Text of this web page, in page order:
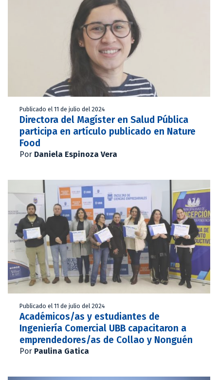
Publicado el 11 de julio del 2024
Directora del Magíster en Salud Pública
participa en artículo publicado en Nature
Food
Por Daniela Espinoza Vera
Publicado el 11 de julio del 2024
Académicos/as y estudiantes de
Ingeniería Comercial UBB capacitaron a
emprendedores/as de Collao y Nonguén
Por Paulina Gatica